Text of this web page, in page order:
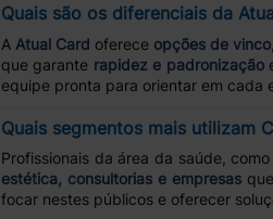
Quais são os diferenciais da
A Atual Card oferece opções de
que garante rapidez e padronização
equipe pronta para orientar em cada
Quais segmentos mais utilizam
Profissionais da área da saúde, como
estética, consultorias e empresasque
focar nestes públicos e oferecer